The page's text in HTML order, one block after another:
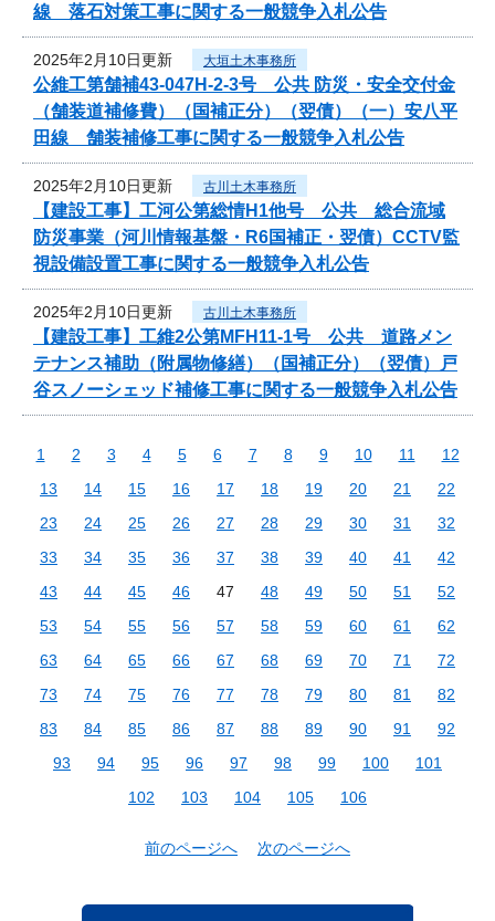
線 落石対策工事に関する一般競争入札公告
2025年2月10日更新 大垣土木事務所
公維工第舗補43-047H-2-3号 公共 防災・安全交付金
（舗装道補修費）（国補正分）（翌債）（一）安八平
田線 舗装補修工事に関する一般競争入札公告
2025年2月10日更新 古川土木事務所
【建設工事】工河公第総情H1他号 公共 総合流域
防災事業（河川情報基盤・R6国補正・翌債）CCTV監
視設備設置工事に関する一般競争入札公告
2025年2月10日更新 古川土木事務所
【建設工事】工維2公第MFH11-1号 公共 道路メン
テナンス補助（附属物修繕）（国補正分）（翌債）戸
谷スノーシェッド補修工事に関する一般競争入札公告
1 2 3 4 5 6 7 8 9 10 11
12
13
14 15 16 17 18 19 20 21
22
23
24 25 26 27 28 29 30 31
32
33
34 35 36 37 38 39 40 41
42
43
44 45 46 47 48 49 50 51
52
53
54 55 56 57 58 59 60 61
62
63
64 65 66 67 68 69 70 71
72
73
74 75 76 77 78 79 80 81
82
83
84 85 86 87 88 89 90 91
92
93
94 95 96 97 98 99 100
101
102
103 104 105 106
前のページへ 次のページへ